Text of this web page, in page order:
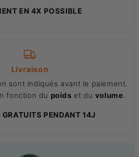
EN 4X POSSIBLE
Livraison
sont indiqués avant le paiement.
fonction du poids et du volume
GRATUITS PENDANT 14J